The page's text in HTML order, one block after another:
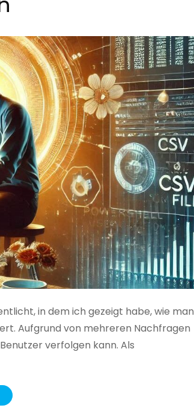
in dem ich gezeigt habe, wie man
Aufgrund von mehreren Nachfragen
verfolgen kann. Als